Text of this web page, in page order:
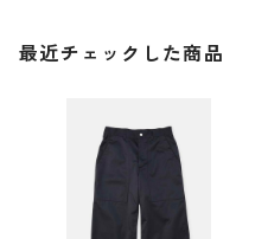
最近チェックした商品